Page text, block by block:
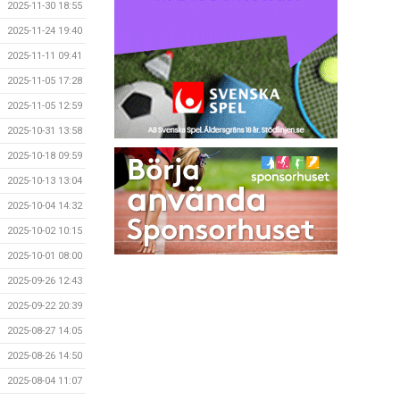
2025-11-30 18:55
2025-11-24 19:40
2025-11-11 09:41
2025-11-05 17:28
2025-11-05 12:59
2025-10-31 13:58
2025-10-18 09:59
2025-10-13 13:04
2025-10-04 14:32
2025-10-02 10:15
2025-10-01 08:00
2025-09-26 12:43
2025-09-22 20:39
2025-08-27 14:05
2025-08-26 14:50
2025-08-04 11:07